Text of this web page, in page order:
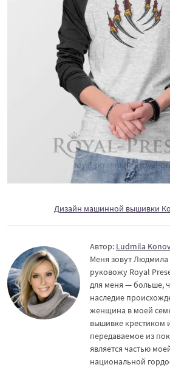
Дизайн машинной вышивки
Автор: Ludmila
Меня зовут Людмила
руковожу Royal
для меня — больше,
наследие
женщина в моей
вышивке крестиком
передаваемое из
является частью
национальной